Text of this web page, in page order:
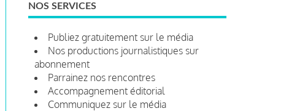
NOS SERVICES
Publiez gratuitement sur le média
Nos productions journalistiques sur
abonnement
Parrainez nos rencontres
Accompagnement éditorial
Communiquez sur le média